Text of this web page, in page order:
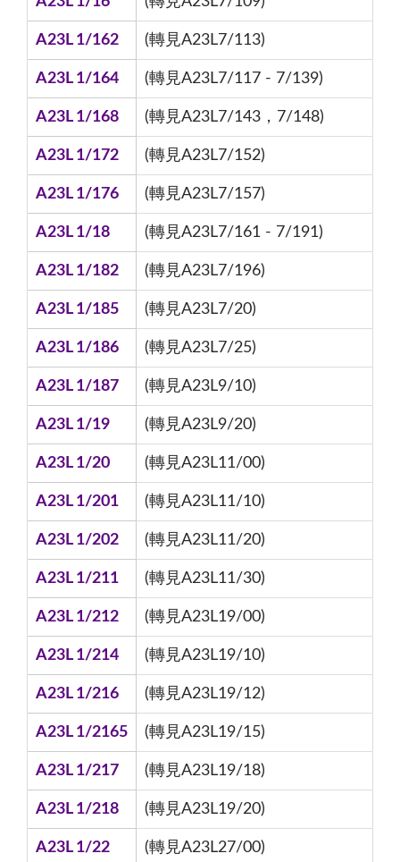
A23L 1/162 (轉見A23L7/113)
A23L 1/164 (轉見A23L7/117 - 7/139)
A23L 1/168 (轉見A23L7/143，7/148)
A23L 1/172 (轉見A23L7/152)
A23L 1/176 (轉見A23L7/157)
A23L 1/18 (轉見A23L7/161 - 7/191)
A23L 1/182 (轉見A23L7/196)
A23L 1/185 (轉見A23L7/20)
A23L 1/186 (轉見A23L7/25)
A23L 1/187 (轉見A23L9/10)
A23L 1/19 (轉見A23L9/20)
A23L 1/20 (轉見A23L11/00)
A23L 1/201 (轉見A23L11/10)
A23L 1/202 (轉見A23L11/20)
A23L 1/211 (轉見A23L11/30)
A23L 1/212 (轉見A23L19/00)
A23L 1/214 (轉見A23L19/10)
A23L 1/216 (轉見A23L19/12)
A23L 1/2165 (轉見A23L19/15)
A23L 1/217 (轉見A23L19/18)
A23L 1/218 (轉見A23L19/20)
A23L 1/22 (轉見A23L27/00)